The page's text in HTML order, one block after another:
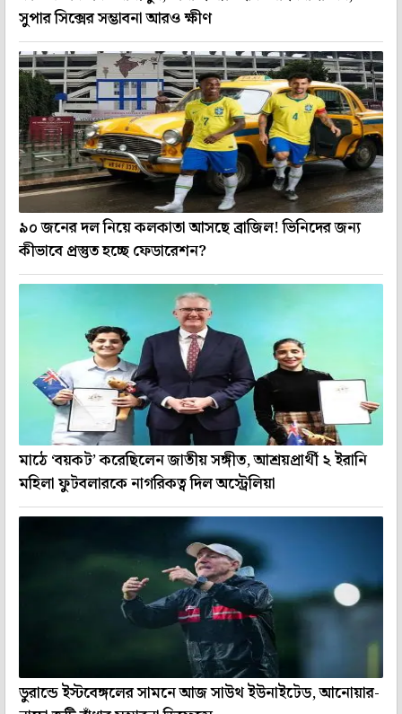
সুপার সিক্সের সম্ভাবনা আরও ক্ষীণ
৯০ জনের দল নিয়ে কলকাতা আসছে ব্রাজিল! ভিনিদের জন্য
কীভাবে প্রস্তুত হচ্ছে ফেডারেশন?
মাঠে ‘বয়কট’ করেছিলেন জাতীয় সঙ্গীত, আশ্রয়প্রার্থী ২ ইরানি
মহিলা ফুটবলারকে নাগরিকত্ব দিল অস্ট্রেলিয়া
ডুরান্ডে ইস্টবেঙ্গলের সামনে আজ সাউথ ইউনাইটেড, আনোয়ার-